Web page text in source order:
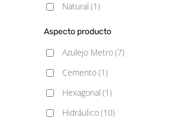
Natural (1)
Aspecto producto
Azulejo Metro(7)
Cemento(1)
Hexagonal (1)
Hidráulico(10)